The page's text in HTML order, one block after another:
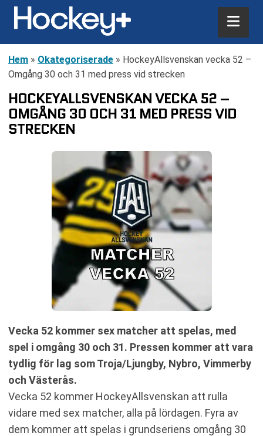
Hem » Okategoriserade » HockeyAllsvenskan vecka 52 –
Omgång 30 och 31 med press vid strecken
HOCKEYALLSVENSKAN VECKA 52 –
OMGÅNG 30 OCH 31 MED PRESS VID
STRECKEN
Vecka 52 kommer sex matcher att spelas, med
spel i omgång 30 och 31. Pressen kommer att vara
tydlig för lag som Troja/Ljungby, Nybro, Vimmerby
och Västerås.
Vecka 52 kommer HockeyAllsvenskan att rulla
vidare med sex matcher, alla på lördagen. Fyra av
dem kommer att spelas i grundseriens omgång 30